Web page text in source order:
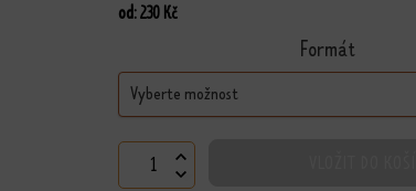
od:230 Kč
Formát
Důvěra ve vztahu množství